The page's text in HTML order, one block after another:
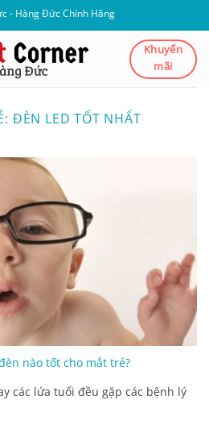
- Hàng Đức Chính Hãng
Khuyến
mãi
ĐÈN LED TỐT NHẤT
nào tốt cho mắt trẻ?
các lứa tuổi đều gặp các bệnh lý